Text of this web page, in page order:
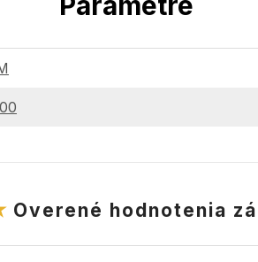
Overené hodnotenia